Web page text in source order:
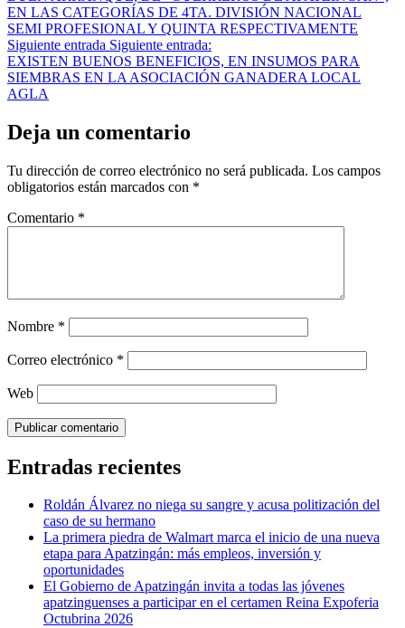
EN LAS CATEGORÍAS DE 4TA. DIVISIÓN NACIONAL
SEMI PROFESIONAL Y QUINTA RESPECTIVAMENTE
Siguiente entrada Siguiente entrada:
EXISTEN BUENOS BENEFICIOS, EN INSUMOS PARA
SIEMBRAS EN LA ASOCIACIÓN GANADERA LOCAL
AGLA
Deja un comentario
Tu dirección de correo electrónico no será publicada. Los campos
obligatorios están marcados con *
Comentario *
Nombre *
Correo electrónico *
Web
Entradas recientes
Roldán Álvarez no niega su sangre y acusa politización del
caso de su hermano
La primera piedra de Walmart marca el inicio de una nueva
etapa para Apatzingán: más empleos, inversión y
oportunidades
El Gobierno de Apatzingán invita a todas las jóvenes
apatzinguenses a participar en el certamen Reina Expoferia
Octubrina 2026